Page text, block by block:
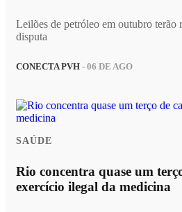
Leilões de petróleo em outubro terão
disputa
CONECTA PVH - 06 DE AGO
SAÚDE
Rio concentra quase um
exercício ilegal da medicina